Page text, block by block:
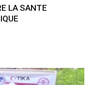
LA SANTE